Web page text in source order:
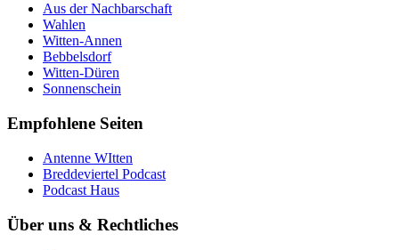
Aus der Nachbarschaft
Wahlen
Witten-Annen
Bebbelsdorf
Witten-Düren
Sonnenschein
Empfohlene Seiten
Antenne WItten
Breddeviertel Podcast
Podcast Haus
Über uns & Rechtliches